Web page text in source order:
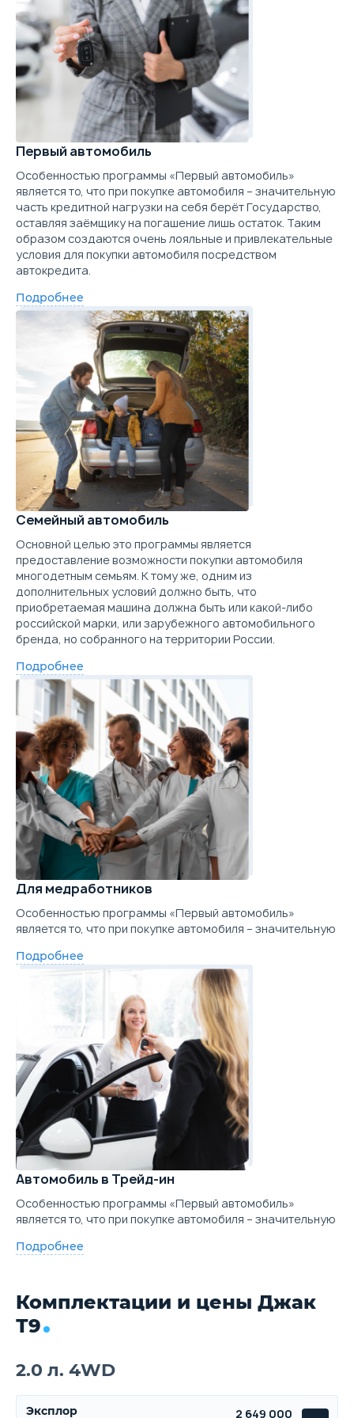
Выберите цвет
Подробнее о комплектации
Параметры
Скидка в кредит
Цена от
2 689 000
Цена в кредит
32 011
Купить в кредит
Trade-in
Забронировать
2.0 л.
Объём
163 л.с.
Мощность
4WD
Привод
150 км/ч
Макс. скорость
Выберите цвет
Подробнее о комплектации
Параметры Выгода
Скидка в кредит
Скидка в Трейд-ин
2 749 000
Цена в кредит
32 726
Купить в кредит
Trade-in
Забронировать
Первый автомобиль
Особенностью программы «Первый автомобиль»
является то, что при покупке автомобиля – значительную
часть кредитной нагрузки на себя берёт Государство,
оставляя заёмщику на погашение лишь остаток. Таким
образом создаются очень лояльные и привлекательные
условия для покупки автомобиля посредством
автокредита.
Подробнее
Семейный автомобиль
Основной целью это программы является
предоставление возможности покупки автомобиля
многодетным семьям. К тому же, одним из
дополнительных условий должно быть, что
приобретаемая машина должна быть или какой-либо
российской марки, или зарубежного автомобильного
бренда, но собранного на территории России.
Подробнее
Для медработников
Особенностью программы «Первый автомобиль»
является то, что при покупке автомобиля – значительную
Подробнее
Автомобиль в Трейд-ин
Особенностью программы «Первый автомобиль»
является то, что при покупке автомобиля – значительную
Подробнее
Комплектации и цены Джак
Т9
2.0 л. 4WD
Эксплор
2 649 000